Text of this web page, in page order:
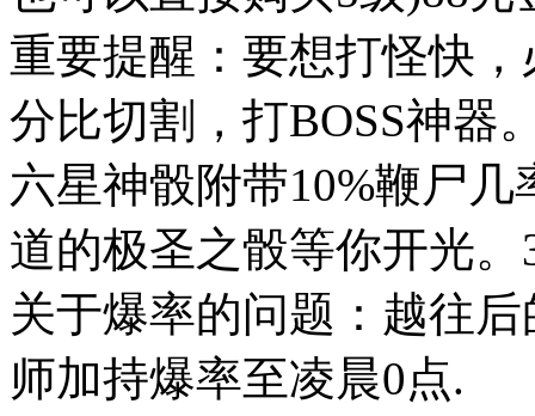
重要提醒：要想打怪快
分比切割，打BOSS神器
六星神骰附带10%鞭尸
道的极圣之骰等你开光
关于爆率的问题：越往
师加持爆率至凌晨0点.